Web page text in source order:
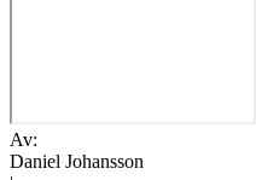
Av:
Daniel Johansson